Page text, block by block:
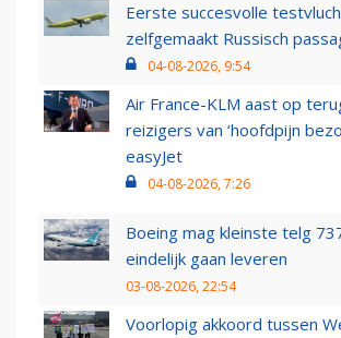
Eerste succesvolle
zelfgemaakt Russisch
04-08-2026, 9:54
Air France-KLM aast op
reizigers van ‘hoofdpijn
easyJet
04-08-2026, 7:26
Boeing mag kleinste telg
eindelijk gaan leveren
03-08-2026, 22:54
Voorlopig akkoord tussen